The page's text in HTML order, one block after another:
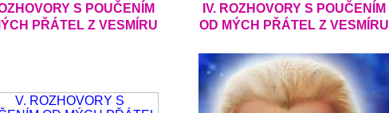
S POUČENÍM
PŘÁTEL Z VESMÍRU
IV. ROZHOVORY S POUČENÍM
OD MÝCH PŘÁTEL Z VESMÍRU